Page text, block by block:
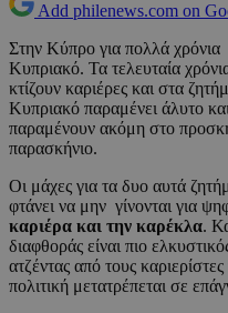
Add philenews.com on
Στην Κύπρο για πολλά χρόνια
Κυπριακό. Τα τελευταία
κτίζουν καριέρες και στα
Κυπριακό παραμένει άλυτο
παραμένουν ακόμη στο
παρασκήνιο.
Οι μάχες για τα δυο αυτά
φτάνει να μην γίνονται για
καριέρα και την καρέκλα.
διαφθοράς είναι πιο
ατζέντας από τους
πολιτική μετατρέπεται σε